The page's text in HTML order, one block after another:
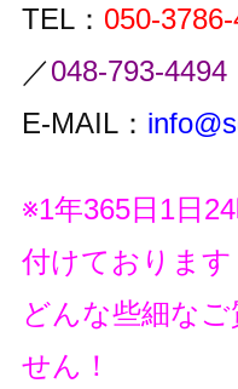
TEL： 050-
／048-793-4494
E-MAIL：
※1年365日1日
付けております
どんな些細な
せん！